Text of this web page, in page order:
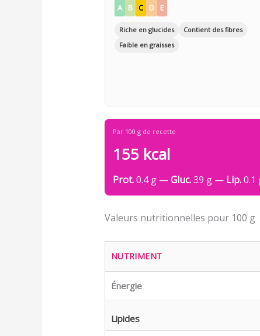
A B C D E
Riche en glucides
Contient des fibres
Faible en graisses
Par 100 g de recette
155 kcal
Prot.0.4 g —Gluc.39 g — Lip.0.1
Valeurs nutritionnelles pour 100 g
NUTRIMENT
Énergie
Lipides